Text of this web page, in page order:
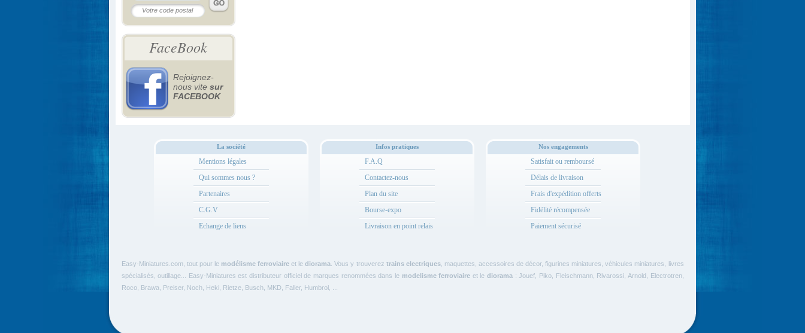
FaceBook
Rejoignez-
nous vite sur
FACEBOOK
La société
Mentions légales
Qui sommes nous ?
Partenaires
C.G.V
Echange de liens
Infos pratiques
F.A.Q
Contactez-nous
Plan du site
Bourse-expo
Livraison en point relais
Nos engagements
Satisfait ou remboursé
Délais de livraison
Frais d'expédition offerts
Fidélité récompensée
Paiement sécurisé
Easy-Miniatures.com, tout pour le modélisme ferroviaireet lediorama . Vous y trouverez trains electriques, maquettes, accessoires de décor, figurines miniatures, véhicules miniatures, livres
spécialisés, outillage... Easy-Miniatures est distributeur officiel de marques renommées dans le modelisme ferroviaire et lediorama : Jouef, Piko, Fleischmann, Rivarossi, Arnold, Electrotren,
Roco, Brawa, Preiser, Noch, Heki, Rietze, Busch, MKD, Faller, Humbrol, ...